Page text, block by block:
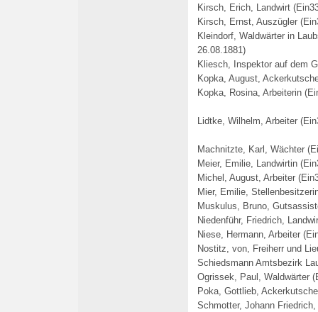
Kirsch, Erich, Landwirt
Kirsch, Ernst, Auszügler
Kleindorf, Waldwärter in
26.08.1881)
Kliesch, Inspektor auf dem
Kopka, August,
Kopka, Rosina, Arbeiterin
Lidtke, Wilhelm, Arbeiter
Machnitzte, Karl, Wächter
Meier, Emilie, Landwirtin
Michel, August, Arbeiter
Mier, Emilie,
Muskulus, Bruno,
Niedenführ, Friedrich,
Niese, Hermann, Arbeiter
Nostitz, von, Freiherr und
Schiedsmann Amtsbezirk
Ogrissek, Paul, Waldwärter
Poka, Gottlieb,
Schmotter, Johann